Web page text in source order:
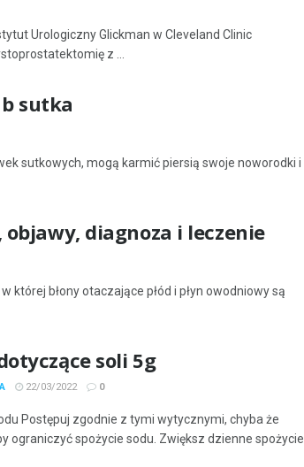
Urologiczny Glickman w Cleveland Clinic
z ...
sutka
sutkowych, mogą karmić piersią swoje noworodki i
objawy, diagnoza i leczenie
której błony otaczające płód i płyn owodniowy są
soli 5g
22/03/2022 0
Postępuj zgodnie z tymi wytycznymi, chyba że
ograniczyć spożycie sodu. Zwiększ dzienne spożycie